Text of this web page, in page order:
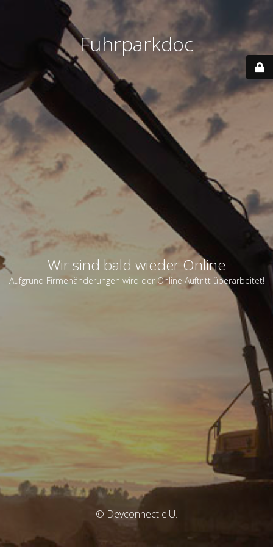
Fuhrparkdoc
Wir sind bald wieder Online
Aufgrund Firmenänderungen wird der Online Auftritt überarbeitet!
© Devconnect e.U.